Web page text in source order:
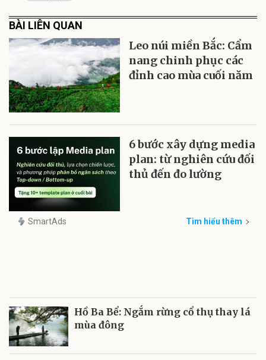
BÀI LIÊN QUAN
Leo núi miền Bắc: Cẩm
nang chinh phục các
đỉnh cao mùa cuối năm
6 bước xây dựng media
plan: từ nghiên cứu đối
thủ đến đo lường
SmartAds Tìm hiểu thêm
Hồ Ba Bể: Ngắm rừng cổ thụ thay lá
mùa đông